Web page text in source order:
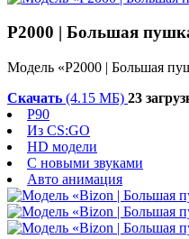
P2000 | Большая
Модель «P2000 | Большая
Скачать (4.15 МБ) 23
P90
Из CS:GO
HD модели
С новыми звуками
Авто анимация